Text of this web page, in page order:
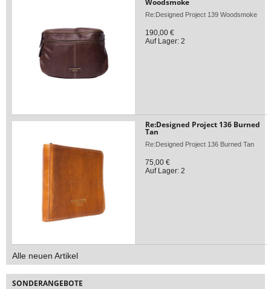
Re:Designed Project 139 Woodsmoke
190,00 €
Auf Lager: 2
Re:Designed Project 136 Burned
Tan
Re:Designed Project 136 Burned Tan
75,00 €
Auf Lager: 2
Alle neuen Artikel
SONDERANGEBOTE